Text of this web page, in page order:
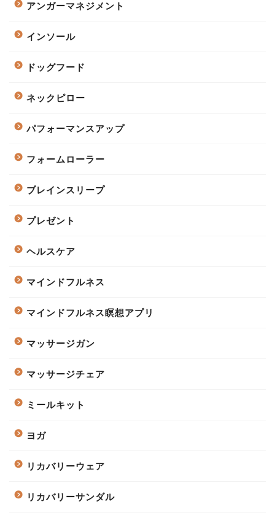
アンガーマネジメント
インソール
ドッグフード
ネックピロー
パフォーマンスアップ
フォームローラー
ブレインスリープ
プレゼント
ヘルスケア
マインドフルネス
マインドフルネス瞑想アプリ
マッサージガン
マッサージチェア
ミールキット
ヨガ
リカバリーウェア
リカバリーサンダル